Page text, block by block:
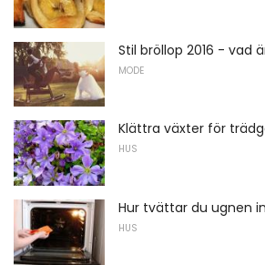
Stil bröllop 2016 - vad
MODE
Klättra växter för
HUS
Hur tvättar du ugnen
HUS